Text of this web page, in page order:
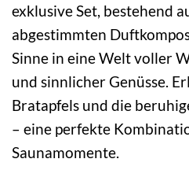
exklusive Set, bestehend
abgestimmten
Sinne in eine Welt voller
und sinnlicher Genüsse.
Bratapfels und die
– eine perfekte
Saunamomente.